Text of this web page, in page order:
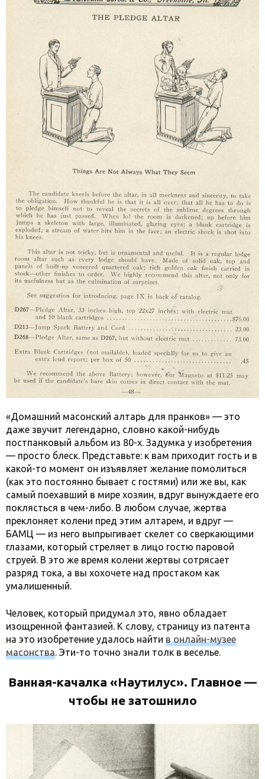
«Домашний масонский алтарь для пранков» — это
даже звучит легендарно, словно какой-нибудь
постпанковый альбом из 80-х. Задумка у изобретения
— просто блеск. Представьте: к вам приходит гость и в
какой-то момент он изъявляет желание помолиться
(как это постоянно бывает с гостями) или же вы, как
самый поехавший в мире хозяин, вдруг вынуждаете его
поклясться в чем-либо. В любом случае, жертва
преклоняет колени пред этим алтарем, и вдруг —
БАМЦ — из него выпрыгивает скелет со сверкающими
глазами, который стреляет в лицо гостю паровой
струей. В это же время колени жертвы сотрясает
разряд тока, а вы хохочете над простаком как
умалишенный.
Человек, который придумал это, явно обладает
изощренной фантазией. К слову, страницу из патента
на это изобретение удалось найти в онлайн-музее
масонства. Эти-то точно знали толк в веселье.
Ванная-качалка «Наутилус». Главное —
чтобы не затошнило